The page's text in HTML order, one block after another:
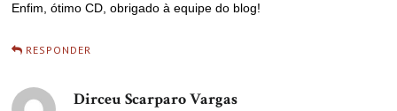
Enfim, ótimo CD, obrigado à equipe do blog!
RESPONDER
Dirceu Scarparo Vargas